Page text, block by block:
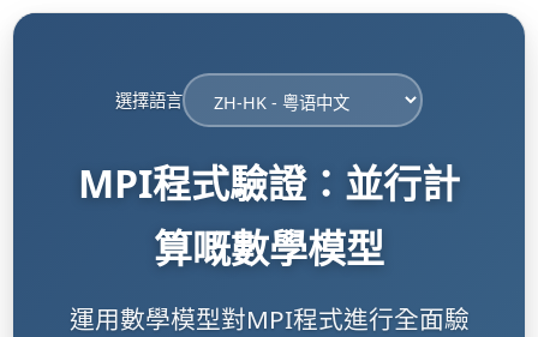
選擇語言
MPI程式驗證：並行計
算嘅數學模型
運用數學模型對MPI程式進行全面驗